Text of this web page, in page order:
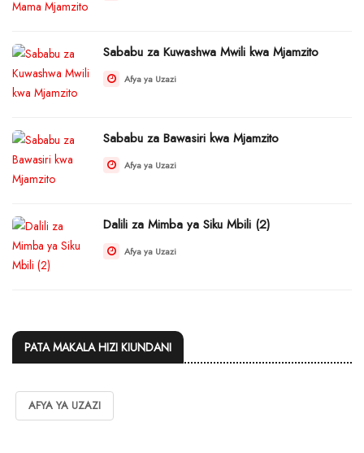
Sababu za Kuwashwa Mwili kwa Mjamzito
Afya ya Uzazi
Sababu za Bawasiri kwa Mjamzito
Afya ya Uzazi
Dalili za Mimba ya Siku Mbili (2)
Afya ya Uzazi
PATA MAKALA HIZI KIUNDANI
AFYA YA UZAZI